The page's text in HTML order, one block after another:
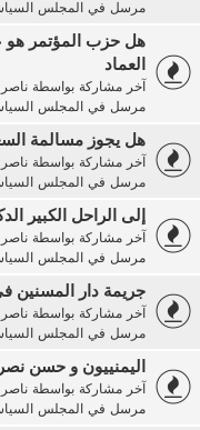
مرسل في المجلس
هل حزب المؤتمر هو
العماد
آخر مشاركة بواسطة
مرسل في المجلس
هل يجوز مسالمة
آخر مشاركة بواسطة
مرسل في المجلس
إلى الراحل الكبير
آخر مشاركة بواسطة
مرسل في المجلس
جريمة دار المسنين
آخر مشاركة بواسطة
مرسل في المجلس
اليمنييون و حسن نصر
آخر مشاركة بواسطة
مرسل في المجلس